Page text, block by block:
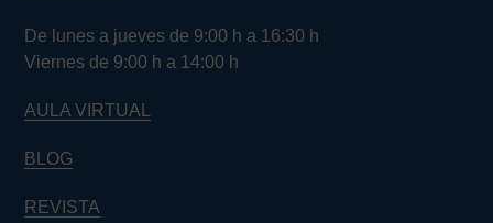
De lunes a jueves de 9:00 h a 16:30 h
Viernes de 9:00 h a 14:00 h
AULA VIRTUAL
BLOG
REVISTA